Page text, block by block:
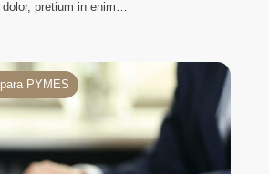
dolor, pretium in enim…
PYMES